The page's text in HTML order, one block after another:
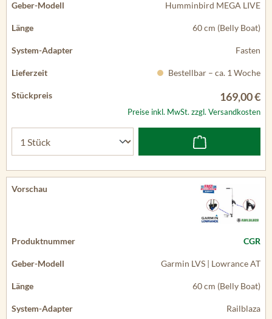
Humminbird MEGA LIVE
60 cm (Belly Boat)
Fasten
Bestellbar – ca. 1 Woche
169,00 €
Preise inkl. MwSt. zzgl. Versandkosten
CGR
Garmin LVS | Lowrance AT
60 cm (Belly Boat)
Railblaza